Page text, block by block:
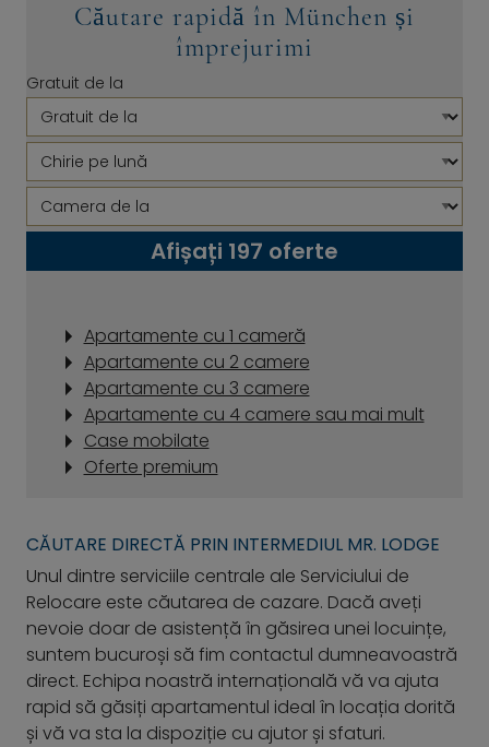
Căutare rapidă în München și
împrejurimi
Gratuit de la
Afișați 197 oferte
Apartamente cu 1 cameră
Apartamente cu 2 camere
Apartamente cu 3 camere
Apartamente cu 4 camere sau mai mult
Case mobilate
Oferte premium
CĂUTARE DIRECTĂ PRIN INTERMEDIUL MR. LODGE
Unul dintre serviciile centrale ale Serviciului de
Relocare este căutarea de cazare. Dacă aveți
nevoie doar de asistență în găsirea unei locuințe,
suntem bucuroși să fim contactul dumneavoastră
direct. Echipa noastră internațională vă va ajuta
rapid să găsiți apartamentul ideal în locația dorită
și vă va sta la dispoziție cu ajutor și sfaturi.